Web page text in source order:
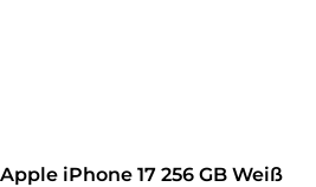
Apple iPhone 17 256 GB Weiß